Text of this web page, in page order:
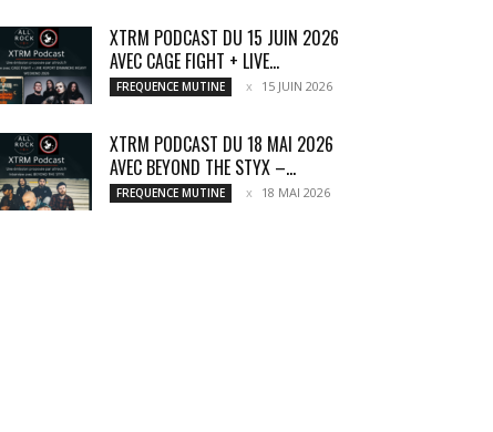
XTRM PODCAST DU 15 JUIN 2026
AVEC CAGE FIGHT + LIVE...
FREQUENCE MUTINE 15 JUIN 2026
XTRM PODCAST DU 18 MAI 2026
AVEC BEYOND THE STYX –...
FREQUENCE MUTINE 18 MAI 2026